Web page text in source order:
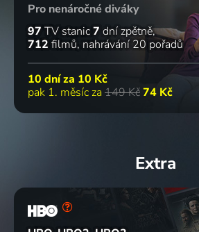
Pro nenáročné diváky
97 TV stanic7 dní zpětně
712 filmů nahrávání 20 pořadů
10 dní za 10 Kč
pak 1. měsíc za 149 Kč74 Kč
Extra